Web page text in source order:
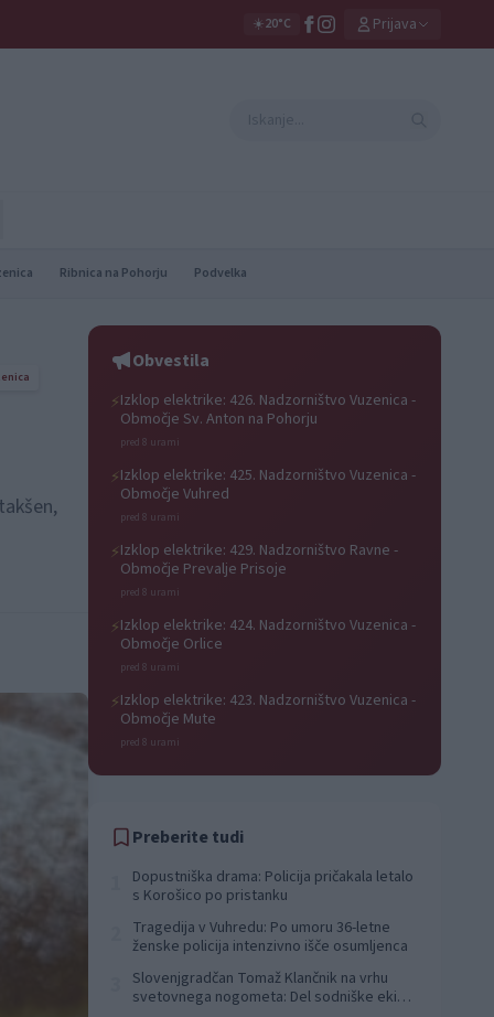
☀️20°C Prijava
Ribnica na Pohorju Podvelka
Obvestila
⚡Izklop elektrike: 426. Nadzorništvo Vuzenica -
Območje Sv. Anton na Pohorju
pred 8 urami
⚡Izklop elektrike: 425. Nadzorništvo Vuzenica -
Območje Vuhred
pred 8 urami
⚡Izklop elektrike: 429. Nadzorništvo Ravne -
Območje Prevalje Prisoje
pred 8 urami
⚡Izklop elektrike: 424. Nadzorništvo Vuzenica -
Območje Orlice
pred 8 urami
⚡Izklop elektrike: 423. Nadzorništvo Vuzenica -
Območje Mute
pred 8 urami
Preberite tudi
Dopustniška drama: Policija pričakala letalo
s Korošico po pristanku
Tragedija v Vuhredu: Po umoru 36-letne
ženske policija intenzivno išče osumljenca
Slovenjgradčan Tomaž Klančnik na vrhu
svetovnega nogometa: Del sodniške ekipe